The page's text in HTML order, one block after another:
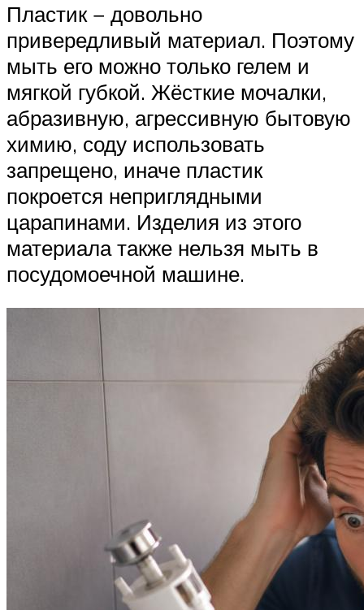
Пластик − довольно
привередливый материал. Поэтому
мыть его можно только гелем и
мягкой губкой. Жёсткие мочалки,
абразивную, агрессивную бытовую
химию, соду использовать
запрещено, иначе пластик
покроется неприглядными
царапинами. Изделия из этого
материала также нельзя мыть в
посудомоечной машине.